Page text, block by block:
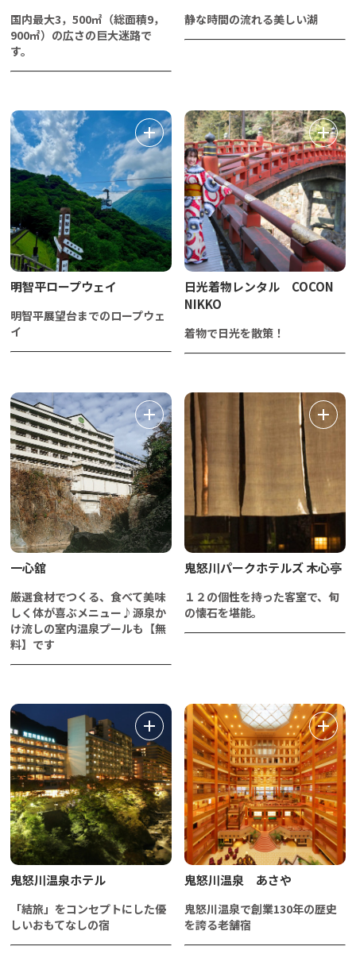
国内最大3，500㎡（総面積9，
900㎡）の広さの巨大迷路で
す。
静な時間の流れる美しい湖
明智平ロープウェイ
明智平展望台までのロープウェ
イ
日光着物レンタル COCON
NIKKO
着物で日光を散策！
一心舘
厳選食材でつくる、食べて美味
しく体が喜ぶメニュー♪源泉か
け流しの室内温泉プールも【無
料】です
鬼怒川パークホテルズ 木心亭
１２の個性を持った客室で、旬
の懐石を堪能。
鬼怒川温泉ホテル
「結旅」をコンセプトにした優
しいおもてなしの宿
鬼怒川温泉 あさや
鬼怒川温泉で創業130年の歴史
を誇る老舗宿